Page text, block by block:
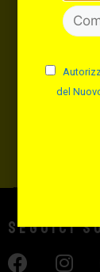
Autorizzo
Nuovo
Seguici
del